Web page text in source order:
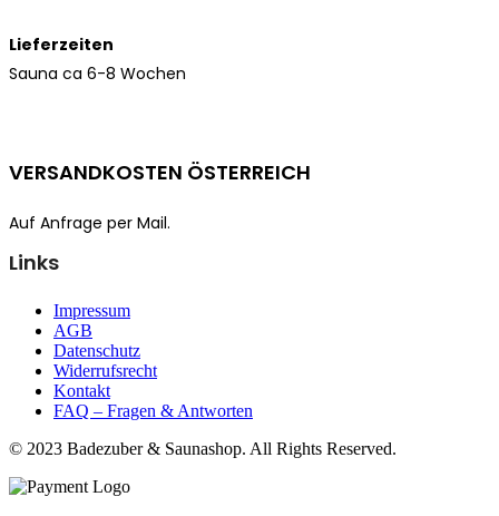
Lieferzeiten
Sauna ca 6-8 Wochen
VERSANDKOSTEN ÖSTERREICH
Auf Anfrage per Mail.
Links
Impressum
AGB
Datenschutz
Widerrufsrecht
Kontakt
FAQ – Fragen & Antworten
© 2023 Badezuber & Saunashop. All Rights Reserved.